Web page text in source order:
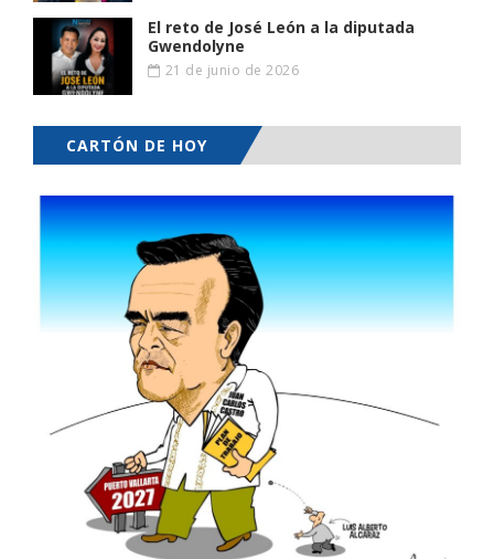
El reto de José León a la diputada
Gwendolyne
21 de junio de 2026
CARTÓN DE HOY